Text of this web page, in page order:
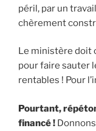
péril, par un
chèrement
Le ministère doit
pour faire sauter
rentables ! Pour
Pourtant,
financé !